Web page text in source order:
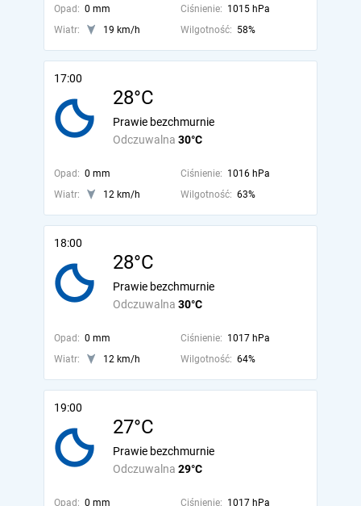
Opad: 0 mm Ciśnienie: 1015 hPa
Wiatr:
19 km/h Wilgotność: 58%
17:00
28°C
Odczuwalna 30°C
Prawie bezchmurnie
Opad: 0 mm Ciśnienie: 1016 hPa
Wiatr:
12 km/h Wilgotność: 63%
18:00
28°C
Odczuwalna 30°C
Prawie bezchmurnie
Opad: 0 mm Ciśnienie: 1017 hPa
Wiatr:
12 km/h Wilgotność: 64%
19:00
27°C
Odczuwalna 29°C
Prawie bezchmurnie
Opad: 0 mm Ciśnienie: 1017 hPa